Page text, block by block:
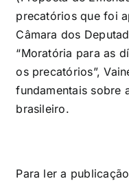
precatórios que foi
Câmara dos
“Moratória para as
os precatórios”,
fundamentais sobre
brasileiro.
Para ler a